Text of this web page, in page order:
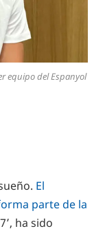
equipo del Espanyol
El
parte de la
ha sido